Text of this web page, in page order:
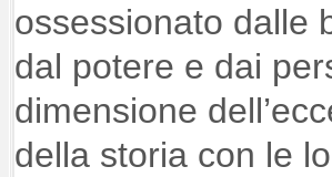
ossessionato dalle
dal potere e dai
dimensione
della storia con le